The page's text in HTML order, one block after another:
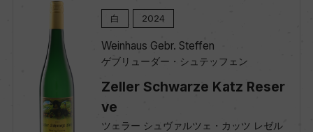
白 2024
Weinhaus Gebr. Steffen
ゲブリューダー・シュテッフェン
Zeller Schwarze Katz Reser
ve
ツェラー シュヴァルツェ・カッツ レゼル